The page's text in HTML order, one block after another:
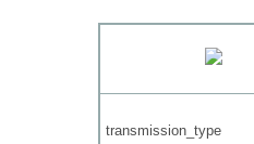
transmission_type